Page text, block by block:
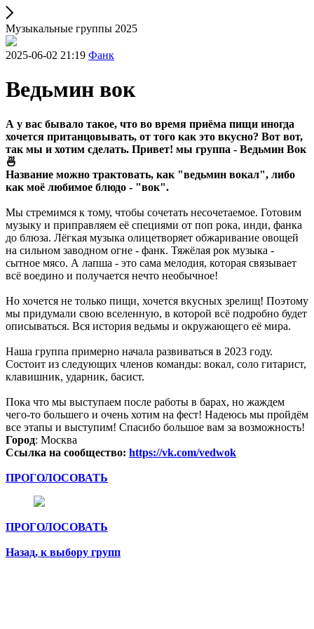
Музыкальные группы 2025
2025-06-02 21:19 Фанк
Ведьмин вок
А у вас бывало такое, что во время приёма пищи иногда
хочется пританцовывать, от того как это вкусно? Вот вот,
так мы и хотим сделать. Привет! мы группа - Ведьмин Вок
🍜
Название можно трактовать, как "ведьмин вокал", либо
как моё любимое блюдо - "вок".
Мы стремимся к тому, чтобы сочетать несочетаемое. Готовим
музыку и приправляем её специями от поп рока, инди, фанка
до блюза. Лёгкая музыка олицетворяет обжаривание овощей
на сильном заводном огне - фанк. Тяжёлая рок музыка -
сытное мясо. А лапша - это сама мелодия, которая связывает
всё воедино и получается нечто необычное!
Но хочется не только пищи, хочется вкусных зрелищ! Поэтому
мы придумали свою вселенную, в которой всё подробно будет
описываться. Вся история ведьмы и окружающего её мира.
Наша группа примерно начала развиваться в 2023 году.
Состоит из следующих членов команды: вокал, соло гитарист,
клавишник, ударник, басист.
Пока что мы выступаем после работы в барах, но жаждем
чего-то большего и очень хотим на фест! Надеюсь мы пройдём
все этапы и выступим! Спасибо большое вам за возможность!
Город: Москва
Ссылка на сообщество: https://vk.com/vedwok
ПРОГОЛОСОВАТЬ
ПРОГОЛОСОВАТЬ
Назад, к выбору групп